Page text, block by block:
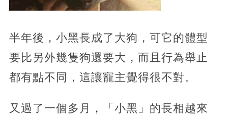
半年後，小黑長成了大狗，可它的體型
要比另外幾隻狗還要大，而且行為舉止
都有點不同，這讓寵主覺得很不對。
又過了一個多月，「小黑」的長相越來